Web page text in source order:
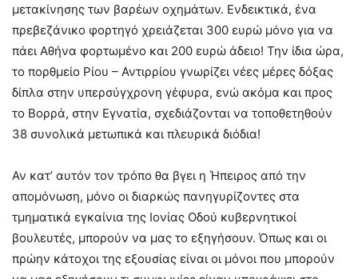
μετακίνησης των βαρέων οχημάτων. Ενδεικτικά, ένα
πρεβεζάνικο φορτηγό χρειάζεται 300 ευρώ μόνο για να
πάει Αθήνα φορτωμένο και 200 ευρώ άδειο! Την ίδια ώρα,
το πορθμείο Ρίου – Αντιρρίου γνωρίζει νέες μέρες δόξας
δίπλα στην υπερσύγχρονη γέφυρα, ενώ ακόμα και προς
το Βορρά, στην Εγνατία, σχεδιάζονται να τοποθετηθούν
38 συνολικά μετωπικά και πλευρικά διόδια!
Αν κατ’ αυτόν τον τρόπο θα βγει η Ήπειρος από την
απομόνωση, μόνο οι διαρκώς πανηγυρίζοντες στα
τμηματικά εγκαίνια της Ιονίας Οδού κυβερνητικοί
βουλευτές, μπορούν να μας το εξηγήσουν. Όπως και οι
πρώην κάτοχοι της εξουσίας είναι οι μόνοι που μπορούν